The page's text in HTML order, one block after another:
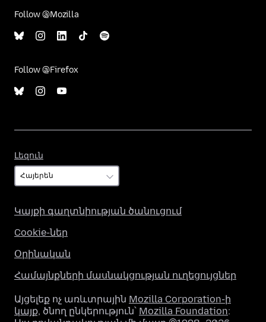
Follow @Mozilla
Follow @Firefox
Լեզուն
Կայքի գաղտնիության ծանուցում
Cookie-ներ
Օրինական
Համայնքների մասնակցության ուղեցույցներ
Այցելեք ոչ առևտրային Mozilla Corporation-ի
կայք, ծնող ընկերություն՝ Mozilla Foundation: